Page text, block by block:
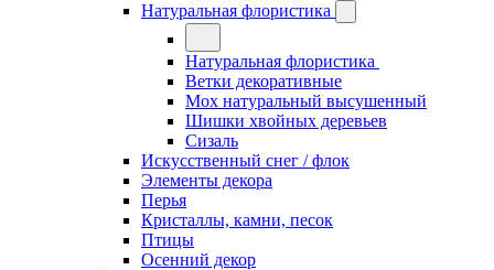
Натуральная флористика
Натуральная флористика
Ветки декоративные
Мох натуральный высушенный
Шишки хвойных деревьев
Сизаль
Искусственный снег / флок
Элементы декора
Перья
Кристаллы, камни, песок
Птицы
Осенний декор